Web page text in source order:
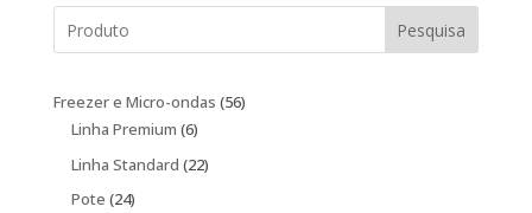
Pesquisa
Freezer e Micro-ondas 5656
Linha Premium 66
produtos
Linha Standard 2222
Pote 2424